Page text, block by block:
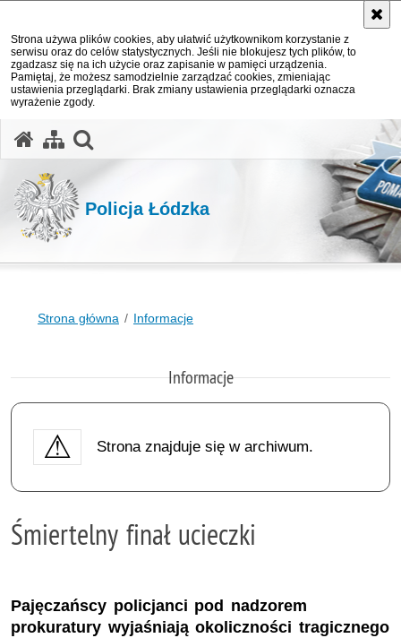
Strona używa plików cookies, aby ułatwić użytkownikom korzystanie z
serwisu oraz do celów statystycznych. Jeśli nie blokujesz tych plików, to
zgadzasz się na ich użycie oraz zapisanie w pamięci urządzenia.
Pamiętaj, że możesz samodzielnie zarządzać cookies, zmieniając
ustawienia przeglądarki. Brak zmiany ustawienia przeglądarki oznacza
wyrażenie zgody.
Policja Łódzka
Strona główna Informacje
Informacje
Strona znajduje się w archiwum.
Śmiertelny finał ucieczki
Pajęczańscy policjanci pod nadzorem
prokuratury wyjaśniają okoliczności tragicznego